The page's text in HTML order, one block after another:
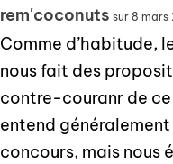
rem'coconuts sur 8 mars
Comme d’habitude,
nous fait des
contre-couranr de ce
entend généralement
concours, mais nous